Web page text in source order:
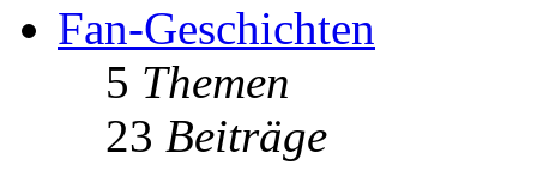
Fan-Geschichten
5 Themen
23 Beiträge